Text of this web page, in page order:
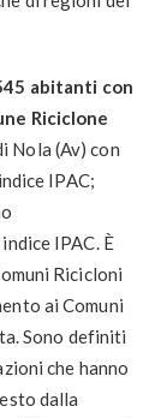
abitanti con
Riciclone
Nola (Av) con
IPAC;
IPAC. È
Ricicloni
ai Comuni
Sono definiti
che hanno
dalla